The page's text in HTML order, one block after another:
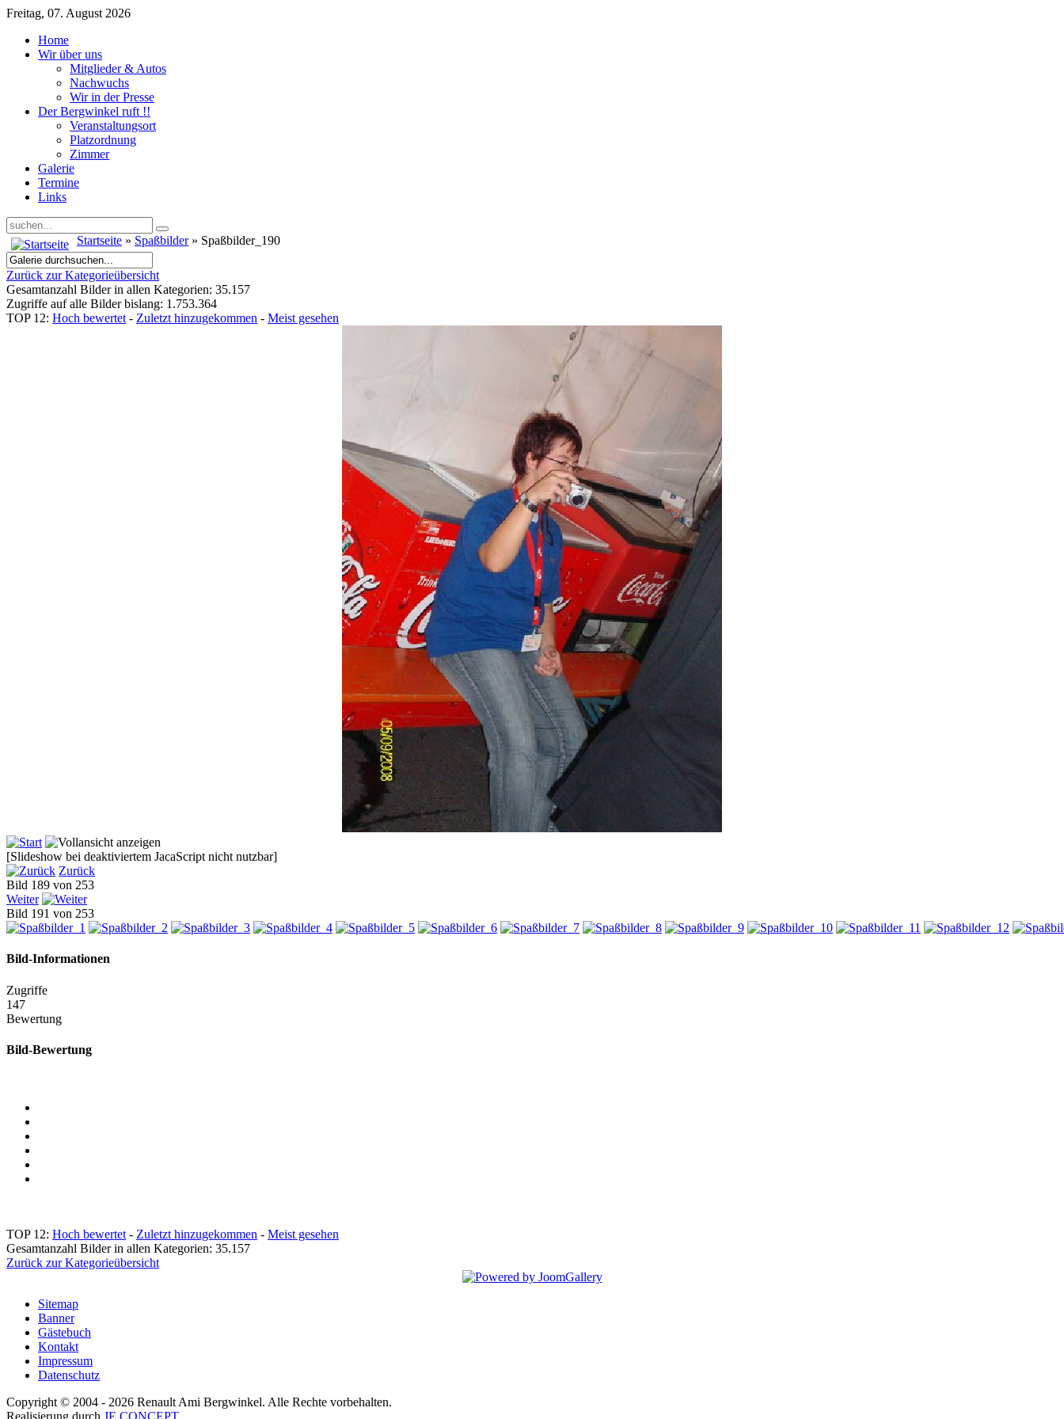
Freitag, 07. August 2026
Home
Wir über uns
Mitglieder & Autos
Nachwuchs
Wir in der Presse
Der Bergwinkel ruft !!
Veranstaltungsort
Platzordnung
Zimmer
Galerie
Termine
Links
Startseite » Spaßbilder» Spaßbilder_190
Zurück zur Kategorieübersicht
Gesamtanzahl Bilder in allen Kategorien: 35.157
Zugriffe auf alle Bilder bislang: 1.753.364
TOP 12: Hoch bewertet - Zuletzt hinzugekommen - Meist gesehen
[Slideshow bei deaktiviertem JacaScript nicht nutzbar]
Zurück
Bild 189 von 253
Weiter
Bild 191 von 253
Bild-Informationen
Zugriffe
147
Bewertung
Bild-Bewertung
TOP 12: Hoch bewertet - Zuletzt hinzugekommen - Meist gesehen
Gesamtanzahl Bilder in allen Kategorien: 35.157
Zurück zur Kategorieübersicht
Sitemap
Banner
Gästebuch
Kontakt
Impressum
Datenschutz
Copyright © 2004 - 2026 Renault Ami Bergwinkel. Alle Rechte vorbehalten.
Realisierung durch JE CONCEPT